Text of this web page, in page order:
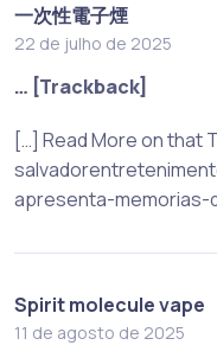
一次性電子煙
22 de julho de 2025
… [Trackback]
[…] Read More on that
apresenta-memorias-
Spirit molecule vape
11 de agosto de 2025